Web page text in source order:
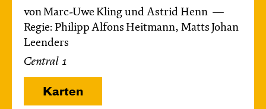
von Marc-Uwe Kling und Astrid Henn
Regie: Philipp Alfons Heitmann, Matts Johan
Leenders
Central 1
Karten